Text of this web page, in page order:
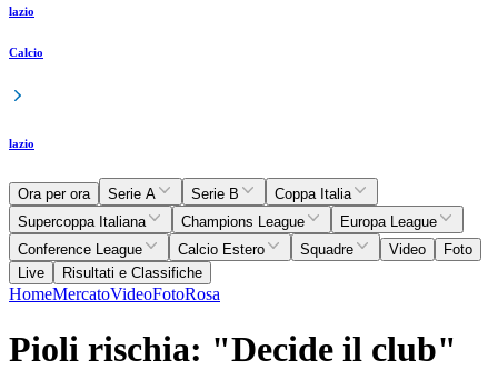
lazio
Calcio
lazio
Ora per ora Serie A Serie B
Coppa Italia
Supercoppa Italiana
Champions League
Europa League
Conference League
Calcio Estero Squadre Video
Foto
Live
Risultati e Classifiche
HomeMercatoVideoFotoRosa
Pioli rischia: "Decide il club"